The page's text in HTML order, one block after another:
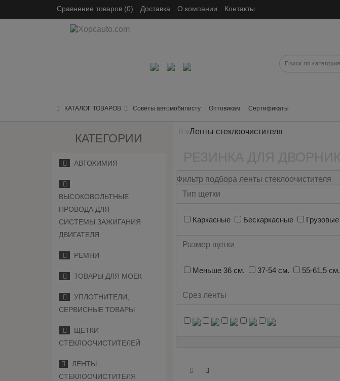
Сравнение товаров (0) Доставка О компании Контакты
КАТАЛОГ ТОВАРОВ Советы автомобилисту Оптовикам Сертификаты
КАТЕГОРИИ
АВТОХИМИЯ
ВЫСОКОВОЛЬТНЫЕ
ПРОВОДА ДЛЯ
СИСТЕМЫ ЗАЖИГАНИЯ
ДВИГАТЕЛЯ
РЕМНИ
ТОВАРЫ ДЛЯ МОЕК
УПЛОТНИТЕЛИ,
СЕРВИСНЫЕ ТОВАРЫ
ЩЕТКИ
СТЕКЛООЧИСТИТЕЛЕЙ
ЛЕНТЫ
СТЕКЛООЧИСТИТЕЛЯ
Ленты стеклоочистителя
Фильтр подбора ленты стеклоочистителя
Тип щетки
Каркасные Бескаркасные Грузовые
Размер щетки
Меньше 36 см. 37-54 см. 55-61,5 см.
Срез ленты